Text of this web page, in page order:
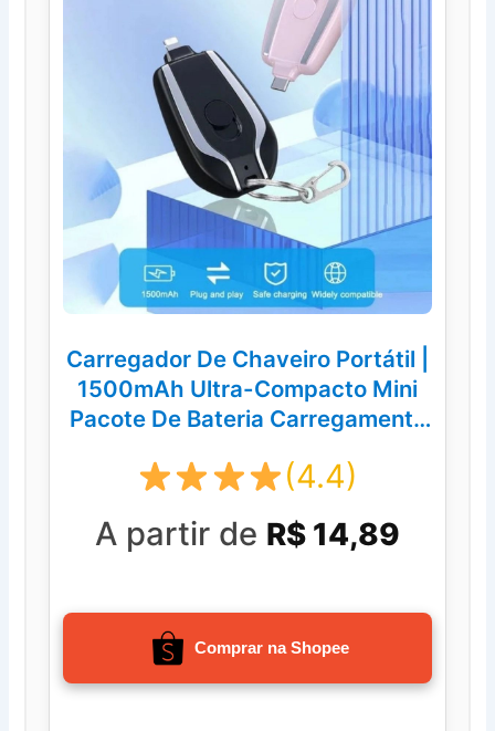
Carregador De Chaveiro Portátil |
1500mAh Ultra-Compacto Mini
Pacote De Bateria Carregamento
(4.4)
A partir de R$ 14,89
Comprar na Shopee